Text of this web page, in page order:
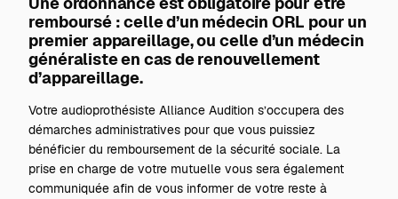
remboursé : celle d’un médecin ORL pour un
premier appareillage, ou celle d’un médecin
généraliste en cas de renouvellement
d’appareillage.
Votre audioprothésiste Alliance Audition s’occupera des
démarches administratives pour que vous puissiez
bénéficier du remboursement de la sécurité sociale. La
prise en charge de votre mutuelle vous sera également
communiquée afin de vous informer de votre reste à